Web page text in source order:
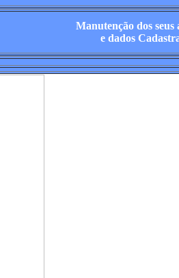
Manutenção dos seus
e dados